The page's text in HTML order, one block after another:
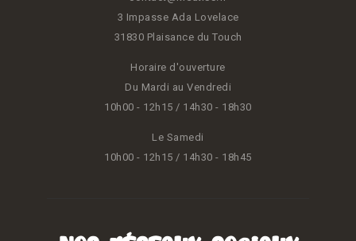
3 Impasse Ada Lovelace
31830 Plaisance du Touch
Horaire d'ouverture
Du Mardi au Vendredi
10h00 - 12h15 / 14h30 - 18h30
Le Samedi
10h00 - 12h15 / 14h30 - 18h45